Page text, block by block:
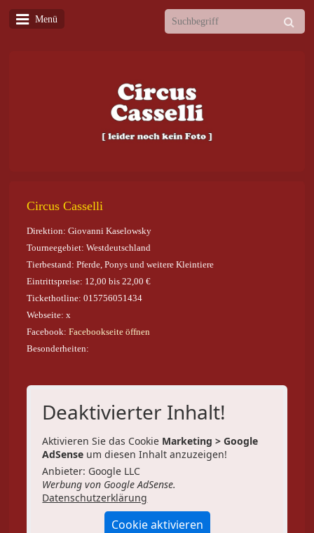
Menü
Circus Casselli
Direktion: Giovanni Kaselowsky
Tourneegebiet: Westdeutschland
Tierbestand: Pferde, Ponys und weitere Kleintiere
Eintrittspreise: 12,00 bis 22,00 €
Tickethotline: 015756051434
Webseite: x
Facebook:Facebookseite öffnen
Besonderheiten:
Deaktivierter Inhalt!
Aktivieren Sie das Cookie Marketing > Google
AdSense um diesen Inhalt anzuzeigen!
Anbieter: Google LLC
Werbung von Google AdSense.
Datenschutzerklärung
Cookie aktivieren